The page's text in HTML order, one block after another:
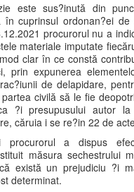
este sus?inută din
cuprinsul ordonan?ei de
procurorul nu a
materiale imputate
clar în ce constă
prin expunerea
de delapidare,
civilă să le fie
?i presupusului autor la
căruia i se re?in 22 de
procurorul a dispus
măsura sechestrului
există un prejudiciu ?i
determinat.